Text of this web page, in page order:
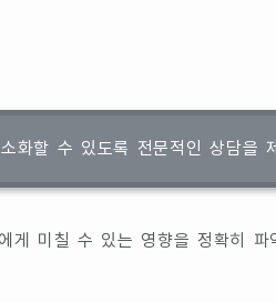
화할 수 있도록 전문적인 상담을
게 미칠 수 있는 영향을 정확히 파